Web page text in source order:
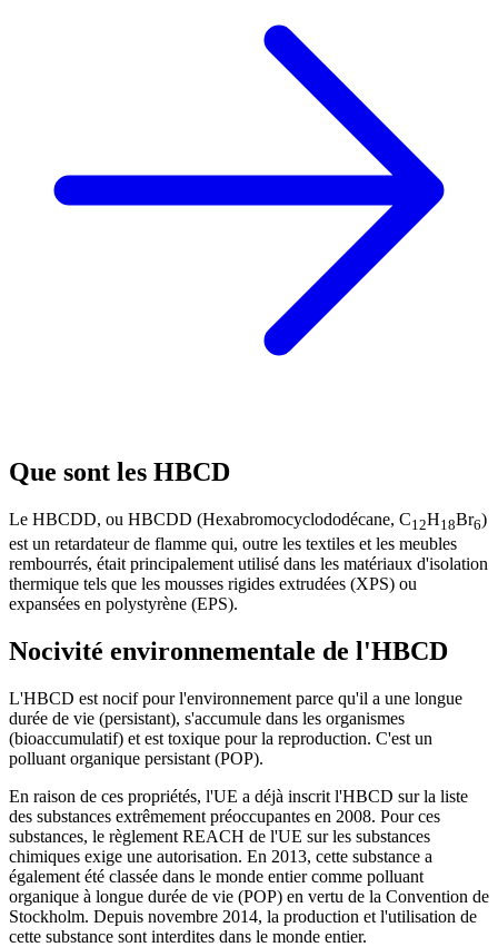
Que sont les HBCD
Le HBCDD, ou HBCDD (Hexabromocyclododécane, C12H18Br6)
est un retardateur de flamme qui, outre les textiles et les meubles
rembourrés, était principalement utilisé dans les matériaux d'isolation
thermique tels que les mousses rigides extrudées (XPS) ou
expansées en polystyrène (EPS).
Nocivité environnementale de l'HBCD
L'HBCD est nocif pour l'environnement parce qu'il a une longue
durée de vie (persistant), s'accumule dans les organismes
(bioaccumulatif) et est toxique pour la reproduction. C'est un
polluant organique persistant (POP).
En raison de ces propriétés, l'UE a déjà inscrit l'HBCD sur la liste
des substances extrêmement préoccupantes en 2008. Pour ces
substances, le règlement REACH de l'UE sur les substances
chimiques exige une autorisation. En 2013, cette substance a
également été classée dans le monde entier comme polluant
organique à longue durée de vie (POP) en vertu de la Convention de
Stockholm. Depuis novembre 2014, la production et l'utilisation de
cette substance sont interdites dans le monde entier.